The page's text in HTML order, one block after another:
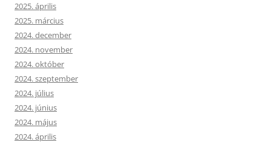
2025. április
2025. március
2024. december
2024. november
2024. október
2024. szeptember
2024. július
2024. június
2024. május
2024. április